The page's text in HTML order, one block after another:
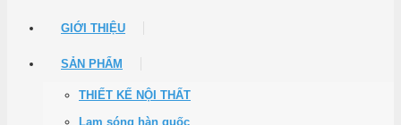
GIỚI THIỆU
SẢN PHẨM
THIẾT KẾ NỘI THẤT
Lam sóng hàn quốc